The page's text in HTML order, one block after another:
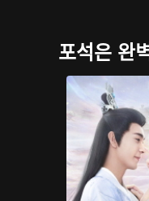
포석은 완